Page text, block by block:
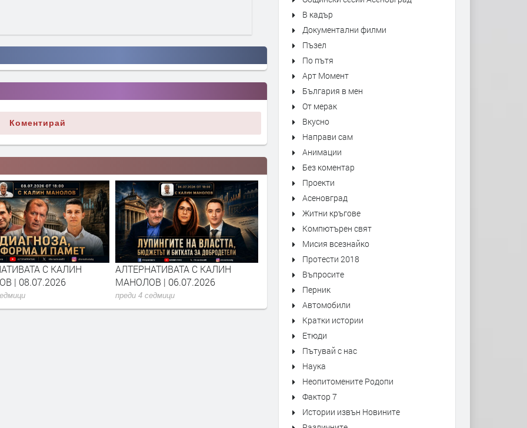
Коментирай
С КАЛИН
| 08.07.2026
АЛТЕРНАТИВАТА С КАЛИН
МАНОЛОВ | 06.07.2026
преди 4 седмици
АЛТЕРНАТИВАТА С ИЛИЯН
ВАСИЛЕВ | 03.07.2026
преди 1 месец
В кадър
Документални филми
Пъзел
По пътя
Арт Момент
България в мен
От мерак
Вкусно
Направи сам
Анимации
Без коментар
Проекти
Асеновград
Житни кръгове
Компютърен свят
Мисия всезнайко
Протести 2018
Въпросите
Перник
Автомобили
Кратки истории
Етюди
Пътувай с нас
Наука
Неопитомените Родопи
Фактор 7
Истории извън Новините